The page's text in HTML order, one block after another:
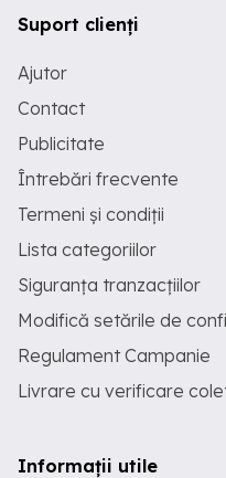
Suport clienți
Ajutor
Contact
Publicitate
Întrebări frecvente
Termeni și condiții
Lista categoriilor
Siguranța tranzacțiilor
Modifică setările de
Regulament Campanie
Livrare cu verificare
Informații utile